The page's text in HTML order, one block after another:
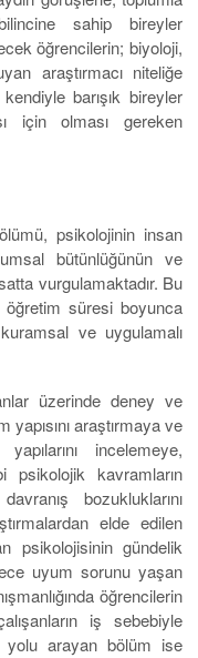
sahip bireyler
öğrencilerin; biyoloji,
araştırmacı niteliğe
barışık bireyler
için olması gereken
psikolojinin insan
bütünlüğünün ve
vurgulamaktadır. Bu
öğretim süresi boyunca
ve uygulamalı
üzerinde deney ve
araştırmaya ve
incelemeye,
kavramların
bozukluklarını
elde edilen
psikolojisinin gündelik
uyum sorunu yaşan
öğrencilerin
iş sebebiyle
yolu arayan bölüm ise